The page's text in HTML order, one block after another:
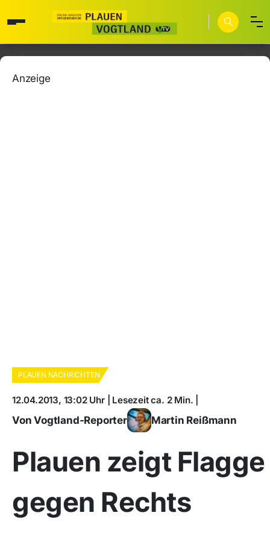
Anzeige
PLAUEN NACHRICHTEN
12.04.2013, 13:02 Uhr | Lesezeit ca. 2 Min. |
Von Vogtland-Reporter Martin Reißmann
Plauen zeigt Flagge
gegen Rechts